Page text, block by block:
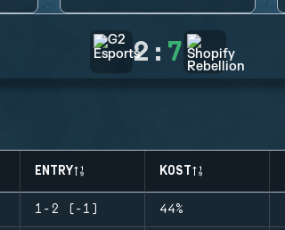
2 : 7
ENTRY KOST
1-2 (-1) 44%